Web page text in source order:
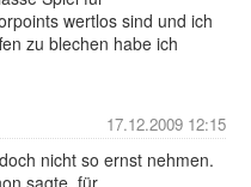
wertlos sind und ich
zu blechen habe ich
17.12.2009 12:15
nicht so ernst nehmen.
sagte, für